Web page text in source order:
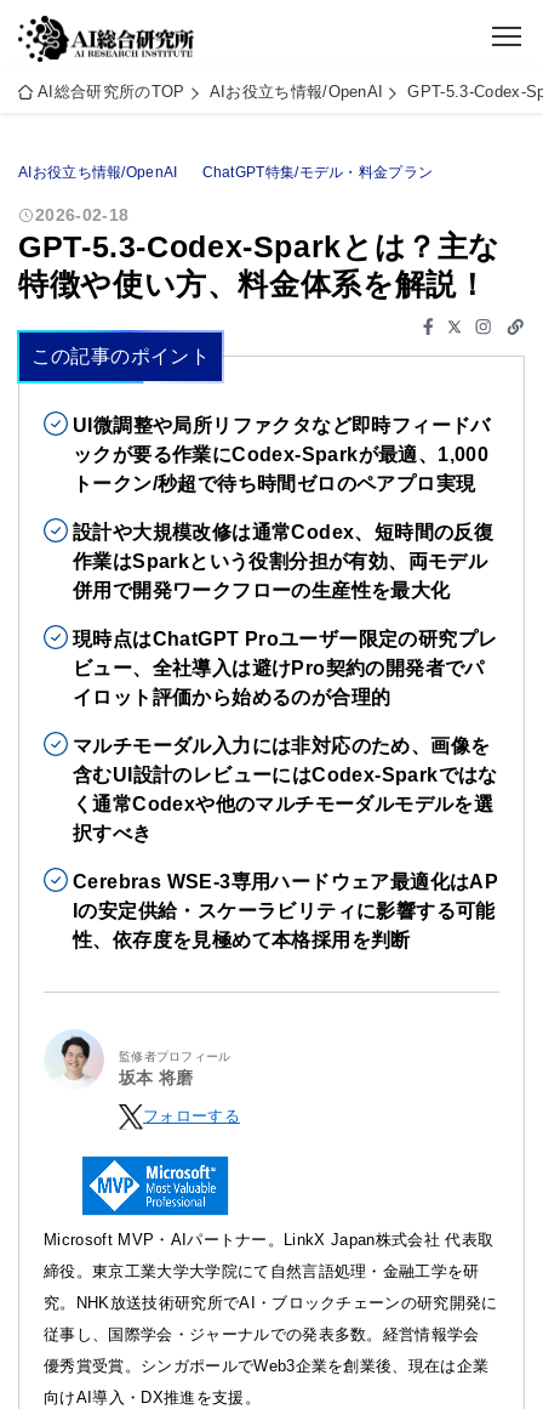
AI総合研究所のTOP AIお役立ち情報/OpenAI GPT-5.3-Codex-
AIお役立ち情報/OpenAI ChatGPT特集/モデル・料金プラン
2026-02-18
GPT-5.3-Codex-Sparkとは？主な
特徴や使い方、料金体系を解説！
この記事のポイント
UI微調整や局所リファクタなど即時フィードバ
ックが要る作業にCodex-Sparkが最適、1,000
トークン/秒超で待ち時間ゼロのペアプロ実現
設計や大規模改修は通常Codex、短時間の反復
作業はSparkという役割分担が有効、両モデル
併用で開発ワークフローの生産性を最大化
現時点はChatGPT Proユーザー限定の研究プレ
ビュー、全社導入は避けPro契約の開発者でパ
イロット評価から始めるのが合理的
マルチモーダル入力には非対応のため、画像を
含むUI設計のレビューにはCodex-Sparkではな
く通常Codexや他のマルチモーダルモデルを選
択すべき
Cerebras WSE-3専用ハードウェア最適化はAP
Iの安定供給・スケーラビリティに影響する可能
性、依存度を見極めて本格採用を判断
監修者プロフィール
坂本 将磨
フォローする
Microsoft MVP・AIパートナー。LinkX Japan株式会社 代表取
締役。東京工業大学大学院にて自然言語処理・金融工学を研
究。NHK放送技術研究所でAI・ブロックチェーンの研究開発に
従事し、国際学会・ジャーナルでの発表多数。経営情報学会
優秀賞受賞。シンガポールでWeb3企業を創業後、現在は企業
向けAI導入・DX推進を支援。